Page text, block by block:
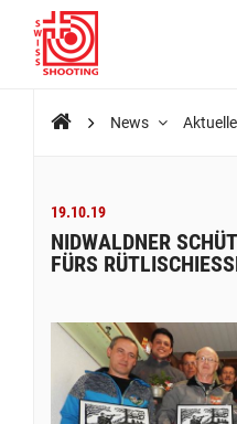
News
19.10.19
NIDWALDNER
FÜRS